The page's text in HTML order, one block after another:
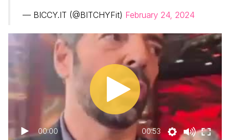
— BICCY.IT (@BITCHYFit) February 24, 2024
00:00 00:53